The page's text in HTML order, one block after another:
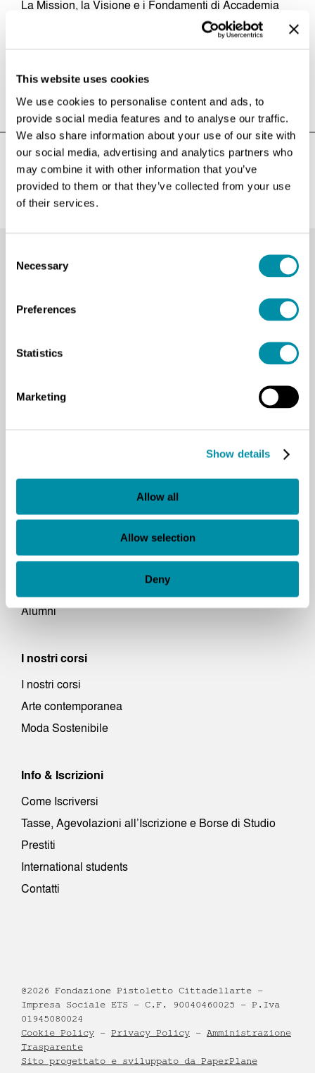
This website uses cookies
We use cookies to personalise content and ads, to
provide social media features and to analyse our traffic.
We also share information about your use of our site with
our social media, advertising and analytics partners who
may combine it with other information that you’ve
provided to them or that they’ve collected from your use
of their services.
Selection
Necessary
Preferences
Statistics
Marketing
Show details
Allow all
Allow selection
Deny
La Mission, la Visione e i Fondamenti di Accademia
UNIDEE raccontati dal suo Direttore Francesco
https://www.youtube.com/watch?v=xIHKcozUj0s
Pubblicato il: 06.07.2020
Biella, Italia
Campus
Organi di Governo e Staff
Statuto, Norme, Regolamenti
Fondazione Pistoletto
Alumni
I nostri corsi
I nostri corsi
Arte contemporanea
Moda Sostenibile
Info & Iscrizioni
Come Iscriversi
Tasse, Agevolazioni all’Iscrizione e Borse di Studio
Prestiti
International students
Contatti
@2026 Fondazione Pistoletto Cittadellarte –
Impresa Sociale ETS – C.F. 90040460025 – P.Iva
01945080024
Cookie Policy – Privacy Policy – Amministrazione
Trasparente
Sito progettato e sviluppato da PaperPlane